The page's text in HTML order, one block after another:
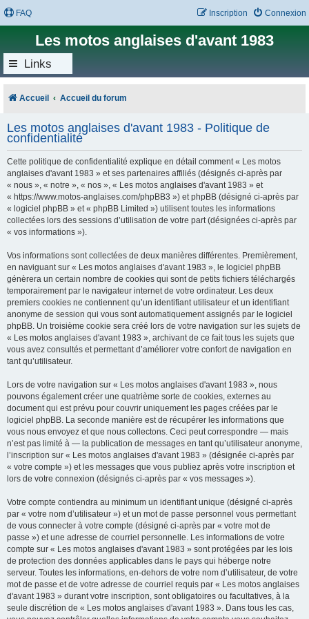
FAQ Connexion
Inscription
Les motos anglaises d'avant 1983
Links
Accueil Accueil du forum
Les motos anglaises d'avant 1983 - Politique de
confidentialité
Cette politique de confidentialité explique en détail comment « Les motos
anglaises d'avant 1983 » et ses partenaires affiliés (désignés ci-après par
« nous », « notre », « nos », « Les motos anglaises d'avant 1983 » et
« https://www.motos-anglaises.com/phpBB3 ») et phpBB (désigné ci-après par
« logiciel phpBB » et « phpBB Limited ») utilisent toutes les informations
collectées lors des sessions d’utilisation de votre part (désignées ci-après par
« vos informations »).
Vos informations sont collectées de deux manières différentes. Premièrement,
en naviguant sur « Les motos anglaises d'avant 1983 », le logiciel phpBB
génèrera un certain nombre de cookies qui sont de petits fichiers téléchargés
temporairement par le navigateur internet de votre ordinateur. Les deux
premiers cookies ne contiennent qu’un identifiant utilisateur et un identifiant
anonyme de session qui vous sont automatiquement assignés par le logiciel
phpBB. Un troisième cookie sera créé lors de votre navigation sur les sujets de
« Les motos anglaises d'avant 1983 », archivant de ce fait tous les sujets que
vous avez consultés et permettant d’améliorer votre confort de navigation en
tant qu’utilisateur.
Lors de votre navigation sur « Les motos anglaises d'avant 1983 », nous
pouvons également créer une quatrième sorte de cookies, externes au
document qui est prévu pour couvrir uniquement les pages créées par le
logiciel phpBB. La seconde manière est de récupérer les informations que
vous nous envoyez et que nous collectons. Ceci peut correspondre — mais
n’est pas limité à — la publication de messages en tant qu’utilisateur anonyme,
l’inscription sur « Les motos anglaises d'avant 1983 » (désignée ci-après par
« votre compte ») et les messages que vous publiez après votre inscription et
lors de votre connexion (désignés ci-après par « vos messages »).
Votre compte contiendra au minimum un identifiant unique (désigné ci-après
par « votre nom d’utilisateur ») et un mot de passe personnel vous permettant
de vous connecter à votre compte (désigné ci-après par « votre mot de
passe ») et une adresse de courriel personnelle. Les informations de votre
compte sur « Les motos anglaises d'avant 1983 » sont protégées par les lois
de protection des données applicables dans le pays qui héberge notre
serveur. Toutes les informations, en-dehors de votre nom d’utilisateur, de votre
mot de passe et de votre adresse de courriel requis par « Les motos anglaises
d'avant 1983 » durant votre inscription, sont obligatoires ou facultatives, à la
seule discrétion de « Les motos anglaises d'avant 1983 ». Dans tous les cas,